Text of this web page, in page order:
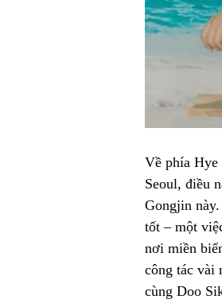
Về phía
Seoul, điều
Gongjin
tốt – một
nơi miền
công tác vài
cùng Doo